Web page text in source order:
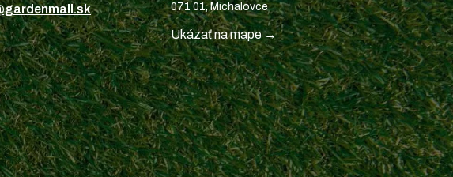
071 01, Michalovce
Ukázať na mape →